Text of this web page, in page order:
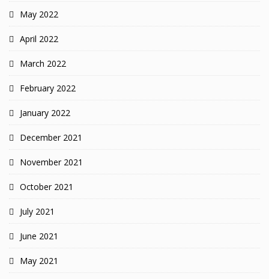
May 2022
April 2022
March 2022
February 2022
January 2022
December 2021
November 2021
October 2021
July 2021
June 2021
May 2021